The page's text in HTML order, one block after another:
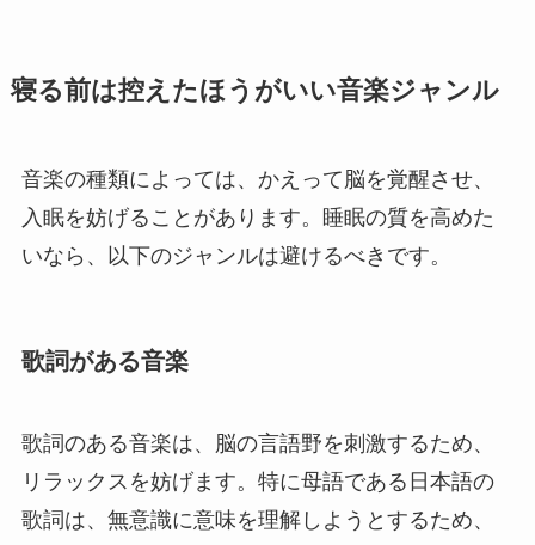
寝る前は控えたほうがいい音楽ジャンル
音楽の種類によっては、かえって脳を覚醒させ、
入眠を妨げることがあります。睡眠の質を高めた
いなら、以下のジャンルは避けるべきです。
歌詞がある音楽
歌詞のある音楽は、脳の言語野を刺激するため、
リラックスを妨げます。特に母語である日本語の
歌詞は、無意識に意味を理解しようとするため、